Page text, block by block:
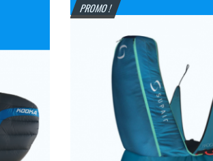
PROMO !